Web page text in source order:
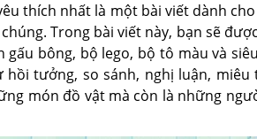
thích nhất là một bài viết dành
Trong bài viết này, bạn sẽ
bông, bộ lego, bộ tô màu và
tưởng, so sánh, nghị luận,
món đồ vật mà còn là những